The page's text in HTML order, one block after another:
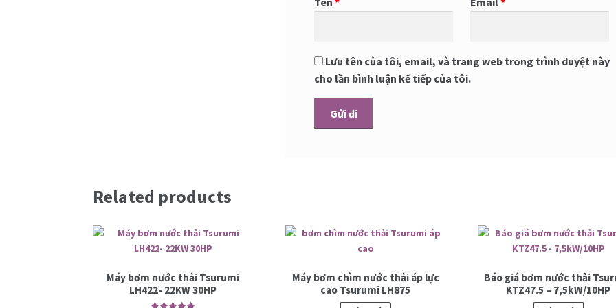
Lưu tên của tôi, email, và trang web trong trình duyệt này
cho lần bình luận kế tiếp của tôi.
Related products
Máy bơm nước thải Tsurumi
LH422- 22KW 30HP
Máy bơm chìm nước thải áp lực
cao Tsurumi LH875
Báo giá bơm nước thải
KTZ47.5 – 7,5kW/10HP